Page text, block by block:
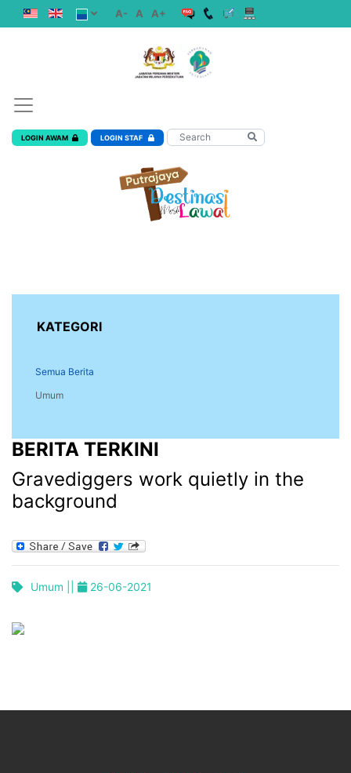
A- A A+
LOGIN AWAM LOGIN STAF
KATEGORI
Semua Berita
Umum
BERITA TERKINI
Gravediggers work quietly in the
background
Umum || 26-06-2021